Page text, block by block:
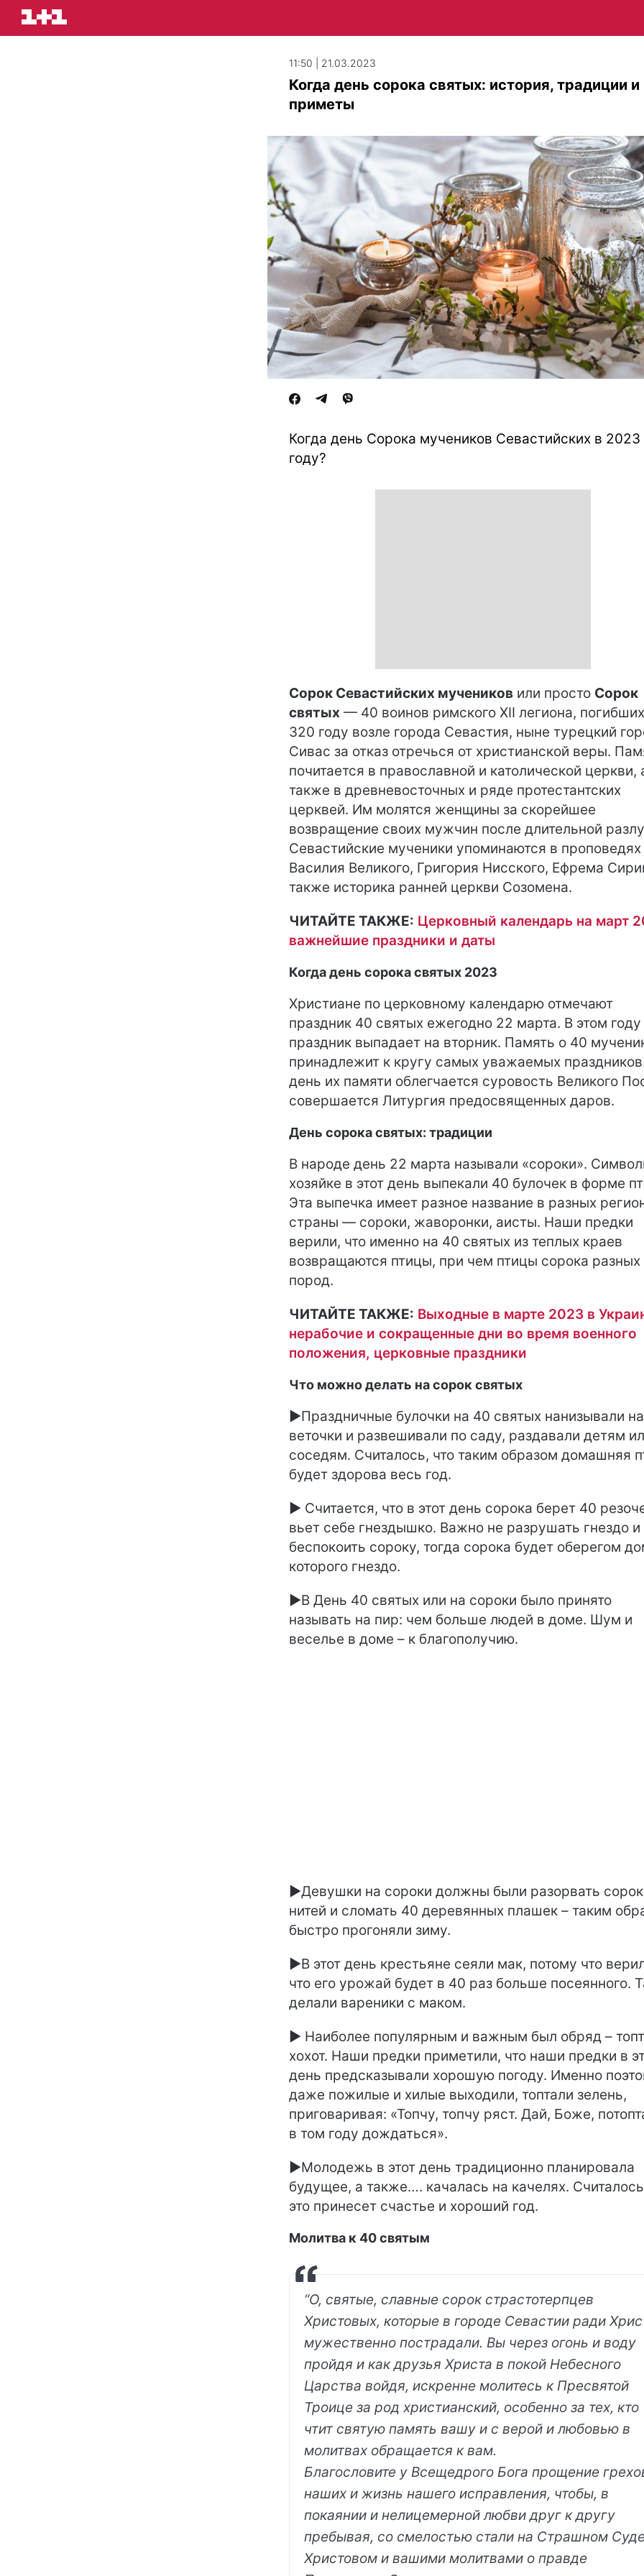
11:50 | 21.03.2023
Когда день сорока святых: история, традиции и
приметы
Когда день Сорока мучеников Севастийских в 2023
году?
Сорок Севастийских мучеников или просто Сорок
святых — 40 воинов римского XII легиона,
320 году возле города Севастия, ныне турецкий
Сивас за отказ отречься от христианской веры.
почитается в православной и католической церкви,
также в древневосточных и ряде протестантских
церквей. Им молятся женщины за скорейшее
возвращение своих мужчин после длительной
Севастийские мученики упоминаются в проповедях
Василия Великого, Григория Нисского, Ефрема
также историка ранней церкви Созомена.
ЧИТАЙТЕ ТАКЖЕ: Церковный календарь на март
важнейшие праздники и даты
Когда день сорока святых 2023
Христиане по церковному календарю отмечают
праздник 40 святых ежегодно 22 марта. В этом году
праздник выпадает на вторник. Память о 40
принадлежит к кругу самых уважаемых
день их памяти облегчается суровость Великого
совершается Литургия предосвященных даров.
День сорока святых: традиции
В народе день 22 марта называли «сороки».
хозяйке в этот день выпекали 40 булочек в форме
Эта выпечка имеет разное название в разных
страны — сороки, жаворонки, аисты. Наши предки
верили, что именно на 40 святых из теплых краев
возвращаются птицы, при чем птицы сорока разных
пород.
ЧИТАЙТЕ ТАКЖЕ: Выходные в марте 2023 в
нерабочие и сокращенные дни во время военного
положения, церковные праздники
Что можно делать на сорок святых
►Праздничные булочки на 40 святых нанизывали на
веточки и развешивали по саду, раздавали детям
соседям. Считалось, что таким образом домашняя
будет здорова весь год.
► Считается, что в этот день сорока берет 40
вьет себе гнездышко. Важно не разрушать гнездо и
беспокоить сороку, тогда сорока будет оберегом
которого гнездо.
►В День 40 святых или на сороки было принято
называть на пир: чем больше людей в доме. Шум и
веселье в доме – к благополучию.
►Девушки на сороки должны были разорвать сорок
нитей и сломать 40 деревянных плашек – таким
быстро прогоняли зиму.
►В этот день крестьяне сеяли мак, потому что
что его урожай будет в 40 раз больше посеянного.
делали вареники с маком.
► Наиболее популярным и важным был обряд –
хохот. Наши предки приметили, что наши предки в
день предсказывали хорошую погоду. Именно
даже пожилые и хилые выходили, топтали зелень,
приговаривая: «Топчу, топчу ряст. Дай, Боже,
в том году дождаться».
►Молодежь в этот день традиционно планировала
будущее, а также…. качалась на качелях.
это принесет счастье и хороший год.
Молитва к 40 святым
“О, святые, славные сорок страстотерпцев
Христовых, которые в городе Севастии ради
мужественно пострадали. Вы через огонь и воду
пройдя и как друзья Христа в покой Небесного
Царства войдя, искренне молитесь к Пресвятой
Троице за род христианский, особенно за тех, кто
чтит святую память вашу и с верой и любовью в
молитвах обращается к вам.
Благословите у Всещедрого Бога прощение
наших и жизнь нашего исправления, чтобы, в
покаянии и нелицемерной любви друг к другу
пребывая, со смелостью стали на Страшном
Христовом и вашими молитвами о правде